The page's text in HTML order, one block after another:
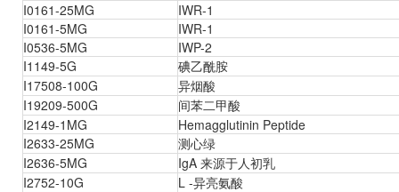
I0161-25MG
IWR-1
I0161-5MG
IWR-1
I0536-5MG
IWP-2
I1149-5G
碘乙酰胺
I17508-100G
异烟酸
I19209-500G
间苯二甲酸
I2149-1MG
Hemagglutinin Peptide
I2633-25MG
测心绿
I2636-5MG
IgA 来源于人初乳
I2752-10G
L -异亮氨酸